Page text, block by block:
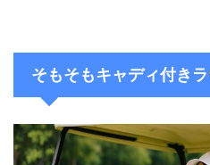
そもそもキャディ付き